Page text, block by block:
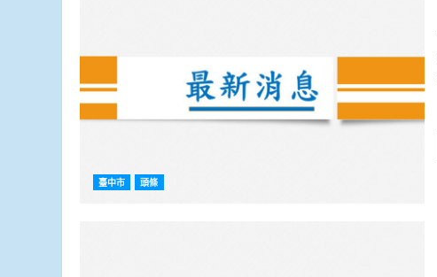
臺中市 頭條